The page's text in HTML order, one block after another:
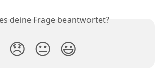
deine Frage beantwortet?
😞 😐 😃